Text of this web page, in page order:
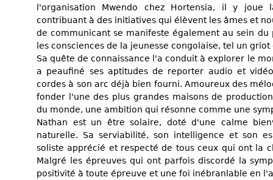
l'organisation Mwendo chez Hortensia, il y joue
contribuant à des initiatives qui élèvent les âmes et
de communicant se manifeste également au sein du
les consciences de la jeunesse congolaise, tel un
Sa quête de connaissance l'a conduit à explorer le
a peaufiné ses aptitudes de reporter audio et
cordes à son arc déjà bien fourni. Amoureux des
fonder l'une des plus grandes maisons de
du monde, une ambition qui résonne comme une
Nathan est un être solaire, doté d'une calme
naturelle. Sa serviabilité, son intelligence et son
soliste apprécié et respecté de tous ceux qui ont la
Malgré les épreuves qui ont parfois discordé la
positivité à toute épreuve et une foi inébranlable en